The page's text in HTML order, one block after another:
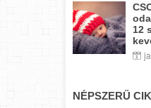
12
NÉPSZERŰ